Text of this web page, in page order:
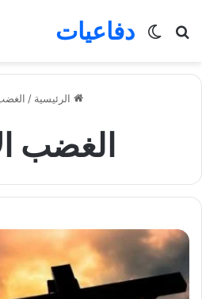
دفاعيات
بحث
الوضع
الرئيسية /
الغضب